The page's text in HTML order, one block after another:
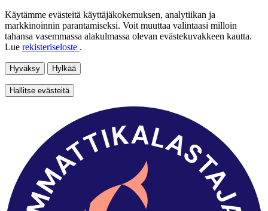
Käytämme evästeitä käyttäjäkokemuksen, analytiikan ja
markkinoinnin parantamiseksi. Voit muuttaa valintaasi milloin
tahansa vasemmassa alakulmassa olevan evästekuvakkeen kautta.
Lue rekisteriseloste .
Hyväksy Hylkää
Hallitse evästeitä